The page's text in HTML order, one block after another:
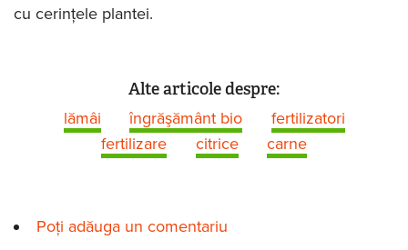
cu cerinţele plantei.
Alte articole despre:
lămâi îngrăşământ bio
fertilizatori
fertilizare
citrice carne
Poți adăuga un comentariu